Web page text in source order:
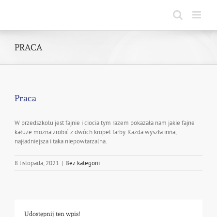
PRACA
Praca
W przedszkolu jest fajnie i ciocia tym razem pokazała nam jakie fajne
kałuże można zrobić z dwóch kropel farby. Każda wyszła inna,
najładniejsza i taka niepowtarzalna.
8 listopada, 2021 | Bez kategorii
Udostępnij ten wpis!